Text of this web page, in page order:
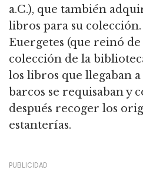
a.C.), que también
libros para su
Euergetes (que reinó de
colección de la
los libros que llegaban
barcos se requisaban y
después recoger los
estanterías.
PUBLICIDAD